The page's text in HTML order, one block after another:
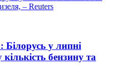
у липні
бензину та